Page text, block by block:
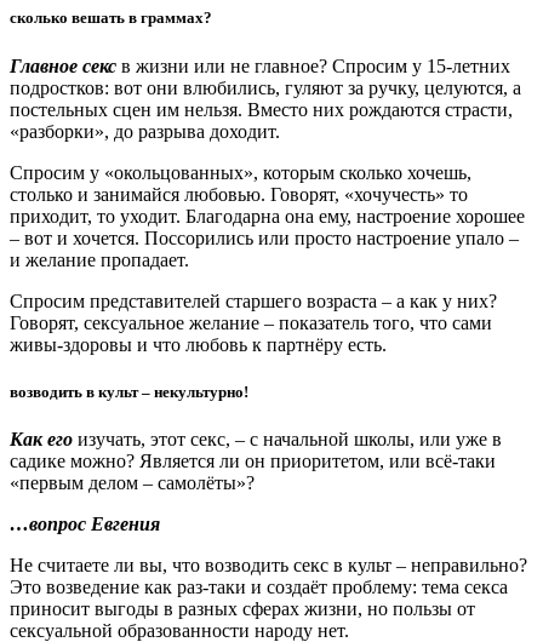
сколько вешать в граммах?
Главное секс в жизни или не главное? Спросим у 15-летних
подростков: вот они влюбились, гуляют за ручку, целуются, а
постельных сцен им нельзя. Вместо них рождаются страсти,
«разборки», до разрыва доходит.
Спросим у «окольцованных», которым сколько хочешь,
столько и занимайся любовью. Говорят, «хочучесть» то
приходит, то уходит. Благодарна она ему, настроение хорошее
– вот и хочется. Поссорились или просто настроение упало –
и желание пропадает.
Спросим представителей старшего возраста – а как у них?
Говорят, сексуальное желание – показатель того, что сами
живы-здоровы и что любовь к партнёру есть.
возводить в культ – некультурно!
Как его изучать, этот секс, – с начальной школы, или уже в
садике можно? Является ли он приоритетом, или всё-таки
«первым делом – самолёты»?
…вопрос Евгения
Не считаете ли вы, что возводить секс в культ – неправильно?
Это возведение как раз-таки и создаёт проблему: тема секса
приносит выгоды в разных сферах жизни, но пользы от
сексуальной образованности народу нет.